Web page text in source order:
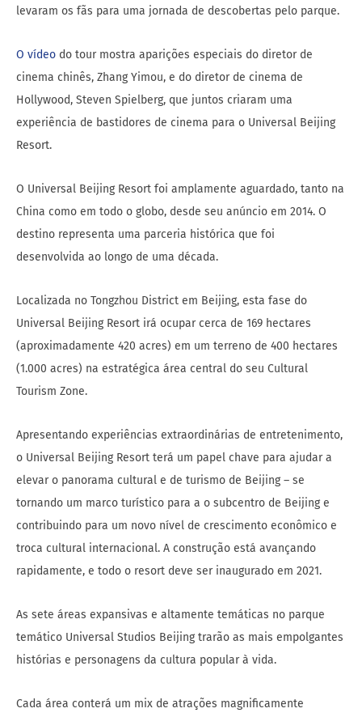
levaram os fãs para uma jornada de descobertas pelo parque.
O vídeo do tour mostra aparições especiais do diretor de
cinema chinês, Zhang Yimou, e do diretor de cinema de
Hollywood, Steven Spielberg, que juntos criaram uma
experiência de bastidores de cinema para o Universal Beijing
Resort.
O Universal Beijing Resort foi amplamente aguardado, tanto na
China como em todo o globo, desde seu anúncio em 2014. O
destino representa uma parceria histórica que foi
desenvolvida ao longo de uma década.
Localizada no Tongzhou District em Beijing, esta fase do
Universal Beijing Resort irá ocupar cerca de 169 hectares
(aproximadamente 420 acres) em um terreno de 400 hectares
(1.000 acres) na estratégica área central do seu Cultural
Tourism Zone.
Apresentando experiências extraordinárias de entretenimento,
o Universal Beijing Resort terá um papel chave para ajudar a
elevar o panorama cultural e de turismo de Beijing – se
tornando um marco turístico para a o subcentro de Beijing e
contribuindo para um novo nível de crescimento econômico e
troca cultural internacional. A construção está avançando
rapidamente, e todo o resort deve ser inaugurado em 2021.
As sete áreas expansivas e altamente temáticas no parque
temático Universal Studios Beijing trarão as mais empolgantes
histórias e personagens da cultura popular à vida.
Cada área conterá um mix de atrações magnificamente